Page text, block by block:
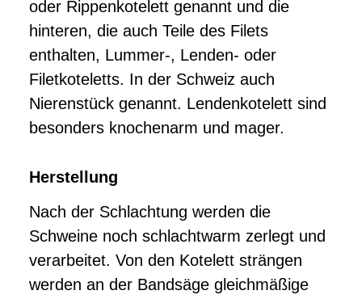
oder Rippenkotelett genannt und die
hinteren, die auch Teile des Filets
enthalten, Lummer-, Lenden- oder
Filetkoteletts. In der Schweiz auch
Nierenstück genannt. Lendenkotelett sind
besonders knochenarm und mager.
Herstellung
Nach der Schlachtung werden die
Schweine noch schlachtwarm zerlegt und
verarbeitet. Von den Kotelett strängen
werden an der Bandsäge gleichmäßige